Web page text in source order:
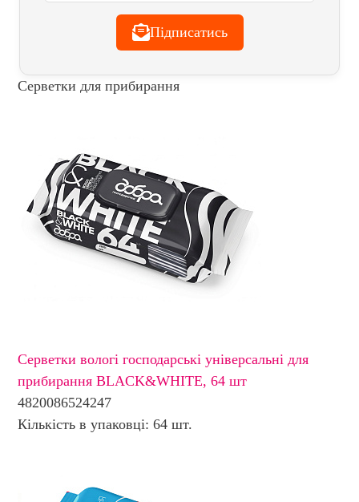
Підписатись
Серветки для прибирання
Серветки вологі господарські універсальні для
прибирання BLACK&WHITE, 64 шт
4820086524247
Кількість в упаковці: 64 шт.